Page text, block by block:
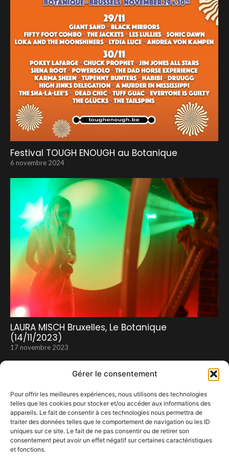
Gérer le consentement
Pour offrir les meilleures expériences, nous utilisons des technologies
telles que les cookies pour stocker et/ou accéder aux informations des
appareils. Le fait de consentir à ces technologies nous permettra de
traiter des données telles que le comportement de navigation ou les ID
uniques sur ce site. Le fait de ne pas consentir ou de retirer son
consentement peut avoir un effet négatif sur certaines caractéristiques
et fonctions.
Festival TOUGH ENOUGH au Botanique
6 novembre 2024
LAURA MISCH Bruxelles, Le Botanique
(14/11/2023)
17 novembre 2023